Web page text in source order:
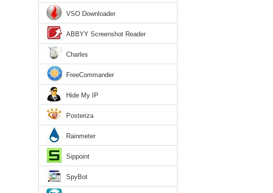
VSO Downloader
ABBYY Screenshot Reader
Charles
FreeCommander
Hide My IP
Posteriza
Rainmeter
Sippoint
SpyBot